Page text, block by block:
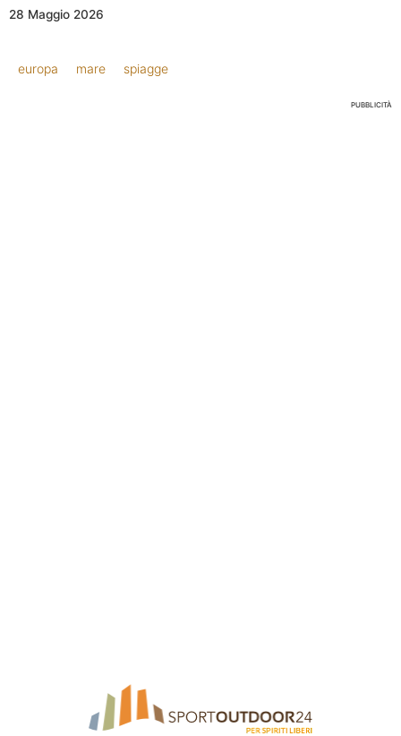
28 Maggio 2026
europa mare spiagge
PUBBLICITÀ